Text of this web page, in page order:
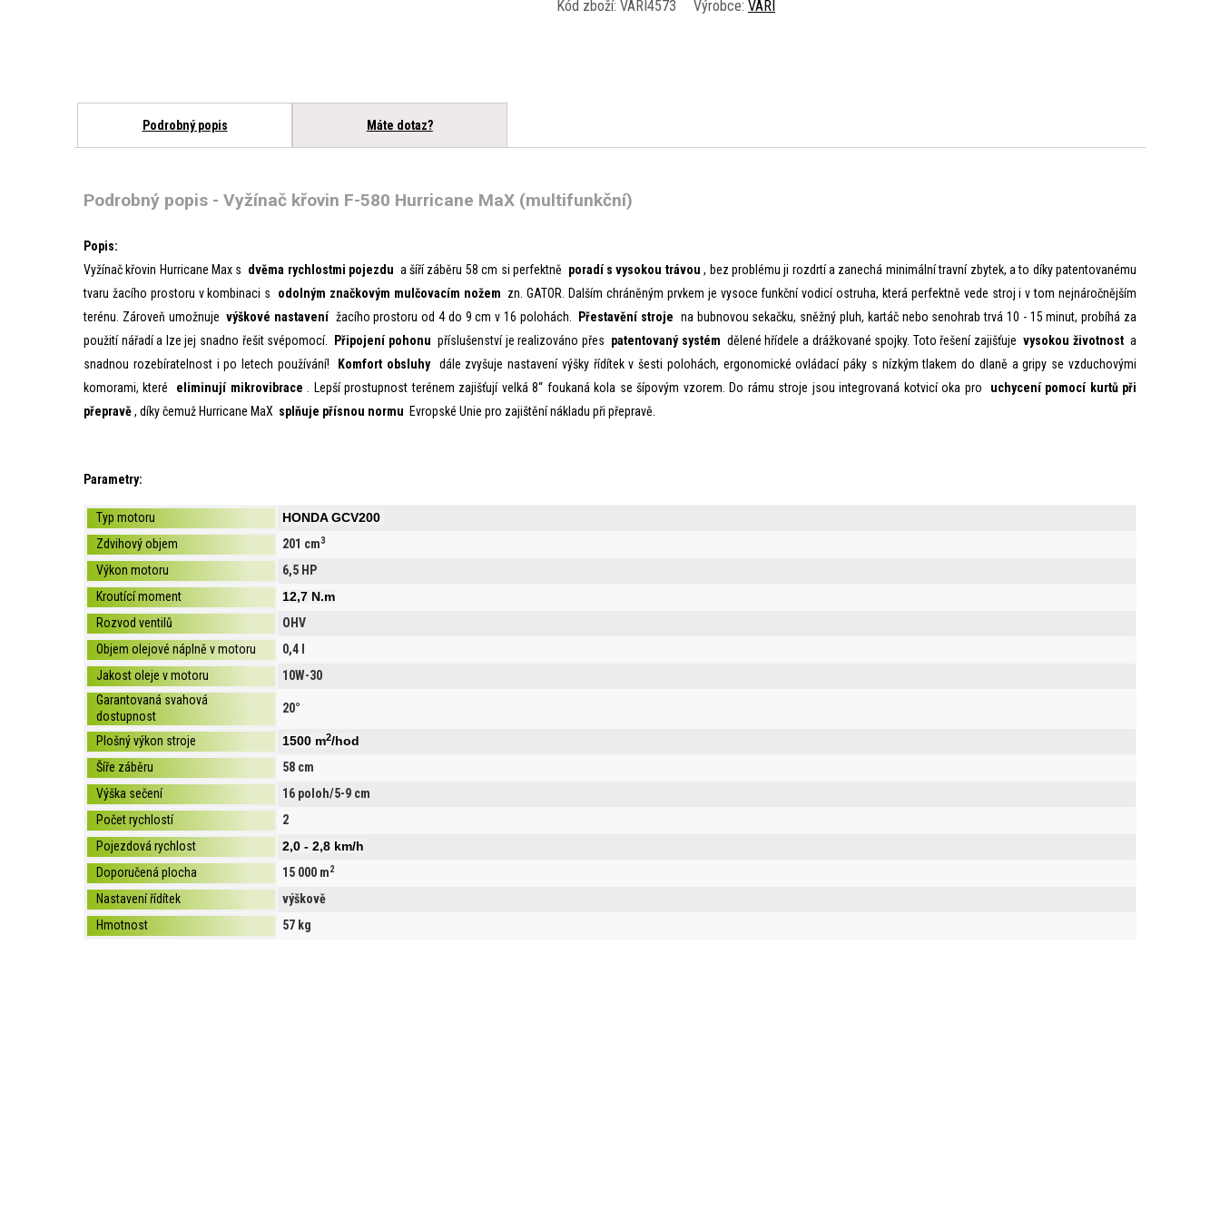
Kód zboží: VARI4573 Výrobce: VARI
Podrobný popis Máte dotaz?
Podrobný popis - Vyžínač křovin F-580 Hurricane MaX (multifunkční)
Popis:
Vyžínač křovin Hurricane Max s dvěma rychlostmi pojezdu a šíří záběru 58 cm si perfektně poradí s vysokou trávou , bez problému ji rozdrtí a zanechá minimální travní zbytek, a to díky patentovanému
tvaru žacího prostoru v kombinaci s
odolným značkovým mulčovacím nožem zn. GATOR. Dalším chráněným prvkem je vysoce funkční vodicí ostruha, která perfektně vede stroj i v tom nejnáročnějším
terénu. Zároveň umožnujevýškové nastavenížacího prostoru od 4 do 9 cm v 16 polohách. Přestavění stroje na bubnovou sekačku, sněžný pluh, kartáč nebo senohrab trvá 10 - 15 minut, probíhá za
použití nářadí a lze jej snadno řešit svépomocí.
Připojení pohonu příslušenství je realizováno přes patentovaný systém dělené hřídele a drážkované spojky. Toto řešení zajišťujevysokou životnosta
snadnou rozebíratelnost i po letech používání!
Komfort obsluhydále zvyšuje nastavení výšky řídítek v šesti polohách, ergonomické ovládací páky s nízkým tlakem do dlaně a gripy se vzduchovými
komorami, které eliminují mikrovibrace . Lepší prostupnost terénem zajišťují velká 8“ foukaná kola se šípovým vzorem. Do rámu stroje jsou integrovaná kotvicí oka pro uchycení pomocí kurtů při
přepravě, díky čemuž Hurricane MaX splňuje přísnou normu Evropské Unie pro zajištění nákladu při přepravě.
​Parametry:
Typ motoru
HONDA GCV200
Zdvihový objem
201 cm3
Výkon motoru
6,5 HP
Kroutící moment
12,7 N.m
Rozvod ventilů
OHV
Objem olejové náplně v motoru
0,4 l
Jakost oleje v motoru
10W-30
Garantovaná svahová
dostupnost
20°
Plošný výkon stroje 1500 m2/hod
Šíře záběru
58 cm
Výška sečení
16 poloh/5-9 cm
Počet rychlostí
2
Pojezdová rychlost
2,0 - 2,8 km/h
Doporučená plocha
15 000 m2
Nastavení řídítek
výškově
Hmotnost
57 kg